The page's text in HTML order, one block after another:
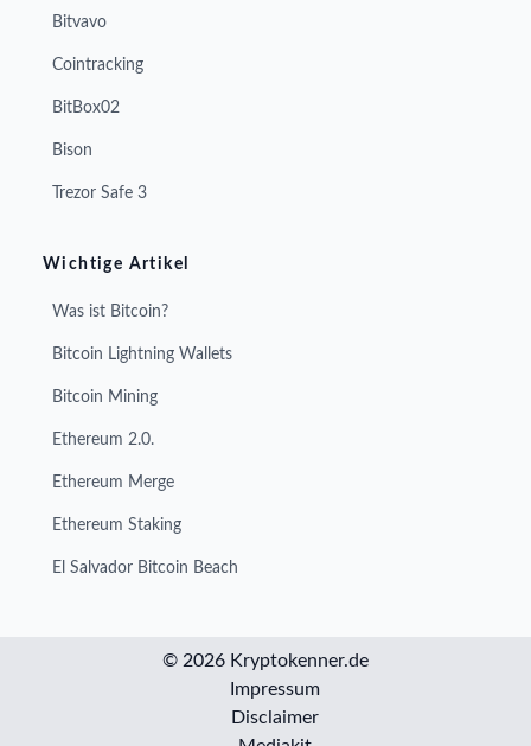
Bitvavo
Cointracking
BitBox02
Bison
Trezor Safe 3
Wichtige Artikel
Was ist Bitcoin?
Bitcoin Lightning Wallets
Bitcoin Mining
Ethereum 2.0.
Ethereum Merge
Ethereum Staking
El Salvador Bitcoin Beach
© 2026 Kryptokenner.de
Impressum
Disclaimer